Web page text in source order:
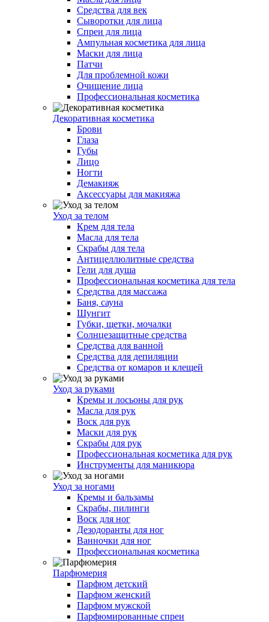
Средства для век
Сыворотки для лица
Спреи для лица
Ампульная косметика для лица
Маски для лица
Патчи
Для проблемной кожи
Очищение лица
Профессиональная косметика
Декоративная косметика
Брови
Глаза
Губы
Лицо
Ногти
Демакияж
Аксессуары для макияжа
Уход за телом
Крем для тела
Масла для тела
Скрабы для тела
Антицеллюлитные средства
Гели для душа
Профессиональная косметика для тела
Средства для массажа
Баня, сауна
Шунгит
Губки, щетки, мочалки
Солнцезащитные средства
Средства для ванной
Средства для депиляции
Средства от комаров и клещей
Уход за руками
Кремы и лосьоны для рук
Масла для рук
Воск для рук
Маски для рук
Скрабы для рук
Профессиональная косметика для рук
Инструменты для маникюра
Уход за ногами
Кремы и бальзамы
Скрабы, пилинги
Воск для ног
Дезодоранты для ног
Ванночки для ног
Профессиональная косметика
Парфюмерия
Парфюм детский
Парфюм женский
Парфюм мужской
Парфюмированные спреи